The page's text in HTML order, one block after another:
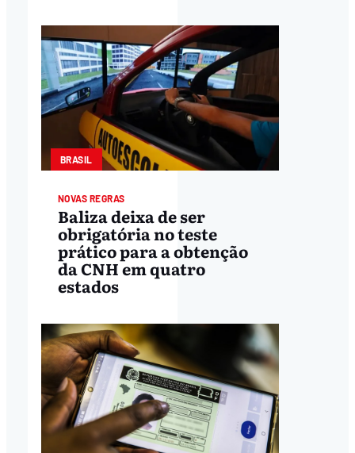
BRASIL
NOVAS REGRAS
Baliza deixa de ser
obrigatória no teste
prático para a obtenção
da CNH em quatro
estados